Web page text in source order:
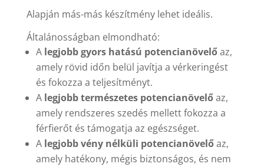
Alapján más-más készítmény lehet ideális.
Általánosságban elmondható:
A legjobb gyors hatású potencianövelőaz,
amely rövid időn belül javítja a vérkeringést
és fokozza a teljesítményt.
A legjobb természetes potencianövelőaz,
amely rendszeres szedés mellett fokozza a
férfierőt és támogatja az egészséget.
A legjobb vény nélküli potencianövelőaz,
amely hatékony, mégis biztonságos, és nem